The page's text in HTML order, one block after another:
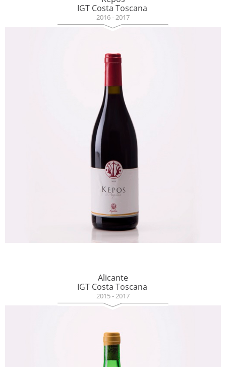
IGT Costa Toscana
2016 - 2017
Alicante
IGT Costa Toscana
2015 - 2017